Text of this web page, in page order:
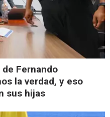
Fernando
la verdad, y eso
sus hijas